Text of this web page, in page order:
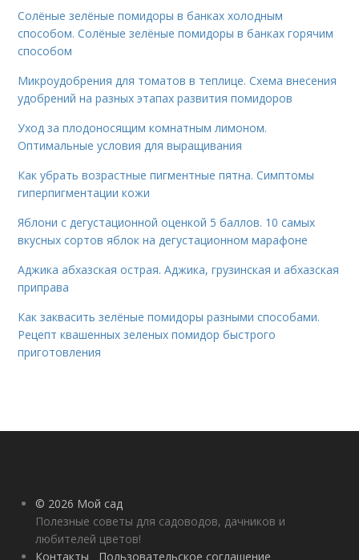
Солёные зелёные помидоры в банках холодным
способом. Солёные зелёные помидоры в банках горячим
способом
Микроудобрения для томатов в теплице. Схема внесения
удобрений на разных этапах развития помидоров
Уход за плодоносящим комнатным лимоном.
Оптимальные условия для выращивания
Как убрать возрастные пигментные пятна. Симптомы
гиперпигментации кожи
Яблони с дегустационной оценкой 5 баллов. 10 самых
вкусных сортов яблок на дегустационном марафоне
Аджика абхазская острая. Аджика, грузинская и абхазская
приправа
Как заквасить зелёные помидоры разными способами.
Рецепт квашенных зеленых помидор быстрого
приготовления
© 2026 Мой сад
Полезные советы для садоводов, дачников и
любителей цветов!
Контакты
Пользовательское соглашение